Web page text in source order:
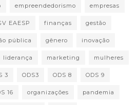
empreendedorismo empresas
EAESP finanças gestão
pública gênero inovação
liderança marketing mulheres
3 ODS3 ODS 8 ODS 9
16 organizações pandemia